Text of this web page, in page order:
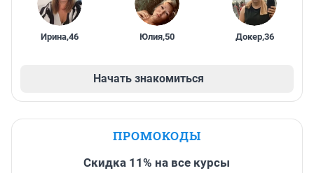
Ирина,46 Юлия,50 Докер,36
Начать знакомиться
ПРОМОКОДЫ
Скидка 11% на все курсы